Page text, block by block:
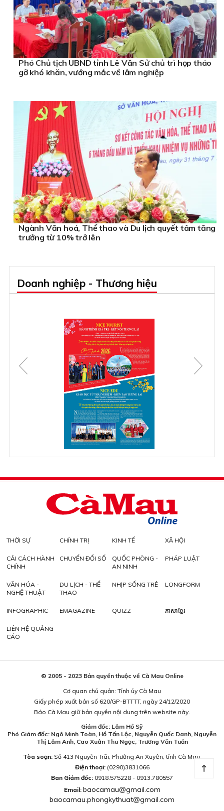
Phó Chủ tịch UBND tỉnh Lê Văn Sử chủ trì họp tháo
gỡ khó khăn, vướng mắc về lâm nghiệp
Ngành Văn hoá, Thể thao và Du lịch quyết tâm tăng
trưởng từ 10% trở lên
Doanh nghiệp - Thương hiệu
THỜI SỰ CHÍNH TRỊ KINH TẾ XÃ HỘI
CẢI CÁCH HÀNH
CHÍNH
CHUYỂN ĐỔI SỐ
QUỐC PHÒNG -
AN NINH
PHÁP LUẬT
VĂN HÓA -
NGHỆ THUẬT
DU LỊCH - THỂ
THAO
NHỊP SỐNG TRẺ LONGFORM
INFOGRAPHIC EMAGAZINE QUIZZ ភាសាខ្មែរ
LIÊN HỆ QUẢNG
CÁO
© 2005 - 2023 Bản quyền thuộc về Cà Mau Online
Cơ quan chủ quản: Tỉnh ủy Cà Mau
Giấy phép xuất bản số 620/GP-BTTTT, ngày 24/12/2020
Báo Cà Mau giữ bản quyền nội dung trên website này.
Giám đốc: Lâm Hồ Sỹ
Phó Giám đốc: Ngô Minh Toàn, Hồ Tấn Lộc, Nguyễn Quốc Danh, Nguyễn
Thị Lâm Anh, Cao Xuân Thu Ngọc, Trương Văn Tuấn
Tòa soạn:Số 413 Nguyễn Trãi, Phường An Xuyên, tỉnh Cà Mau.
Điện thoại: (0290)3831066
Ban Giám đốc: 0918.575228 - 0913.780557
Email: baocamau@gmail.com
baocamau.phongkythuat@gmail.com